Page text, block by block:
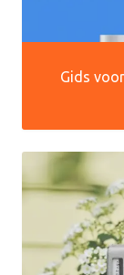
Gids